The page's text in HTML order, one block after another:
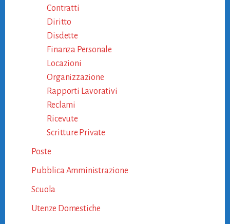
Contratti
Diritto
Disdette
Finanza Personale
Locazioni
Organizzazione
Rapporti Lavorativi
Reclami
Ricevute
Scritture Private
Poste
Pubblica Amministrazione
Scuola
Utenze Domestiche